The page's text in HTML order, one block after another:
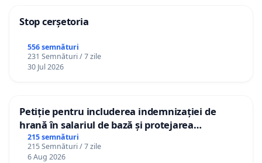
Stop cerșetoria
556 semnături
231 Semnături / 7 zile
30 Jul 2026
Petiție pentru includerea indemnizației de
hrană în salariul de bază și protejarea
gradațiilor de vechime pentru asistenții
personali
215 semnături
215 Semnături / 7 zile
6 Aug 2026